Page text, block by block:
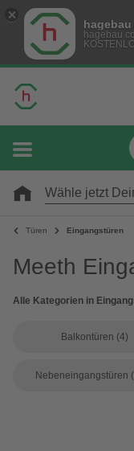
hagebau
Wähle jetzt
Türen Eingangstüren
Meeth
Alle Kategorien in
Balkontüren (4)
Nebeneingangstüren